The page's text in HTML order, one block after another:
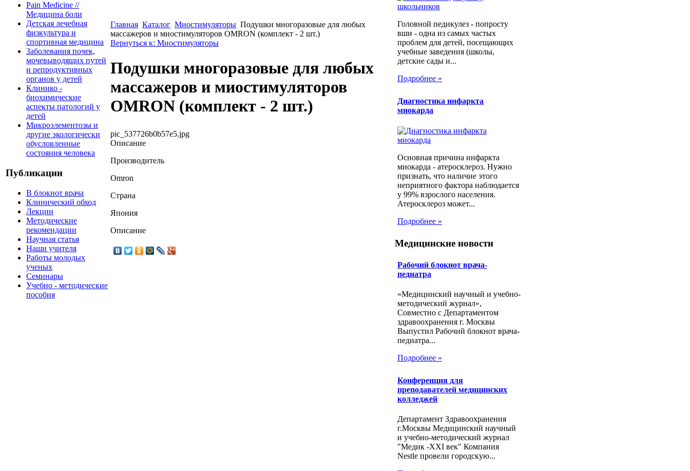
Pain Medicine //
Медицина боли
Детская лечебная
физкультура и
спортивная медицина
Заболевания почек,
мочевыводящих путей
и репродуктивных
органов у детей
Клинико -
биохимические
аспекты патологий у
детей
Микроэлементозы и
другие экологически
обусловленные
состояния человека
Публикации
В блокнот врача
Клинический обход
Лекции
Методические
рекомендации
Научная статья
Наши учителя
Работы молодых
ученых
Семинары
Учебно - методические
пособия
Главная Каталог Миостимуляторы Подушки многоразовые для любых
массажеров и миостимуляторов OMRON (комплект - 2 шт.)
Вернуться к: Миостимуляторы
Подушки многоразовые для любых
массажеров и миостимуляторов
OMRON (комплект - 2 шт.)
pic_537726b0b57e5.jpg
Описание
Производитель
Omron
Страна
Япония
Описание
Головной педикулез - попросту
вши - одна из самых частых
проблем для детей, посещающих
учебные заведения (школы,
детские сады и...
Подробнее »
Диагностика инфаркта
миокарда
Основная причина инфаркта
миокарда - атеросклероз. Нужно
признать, что наличие этого
неприятного фактора наблюдается
у 99% взрослого населения.
Атеросклероз может...
Подробнее »
Медицинские новости
Рабочий блокнот врача-
педиатра
«Медицинский научный и учебно-
методический журнал»,
Совместно с Департаментом
здравоохранения г. Москвы
Выпустил Рабочий блокнот врача-
педиатра...
Подробнее »
Конференция для
преподавателей медицинских
колледжей
Департамент Здравоохранения
г.Москвы Медицинский научный
и учебно-методический журнал
"Медик -ХХI век" Компания
Nestle провели городскую...